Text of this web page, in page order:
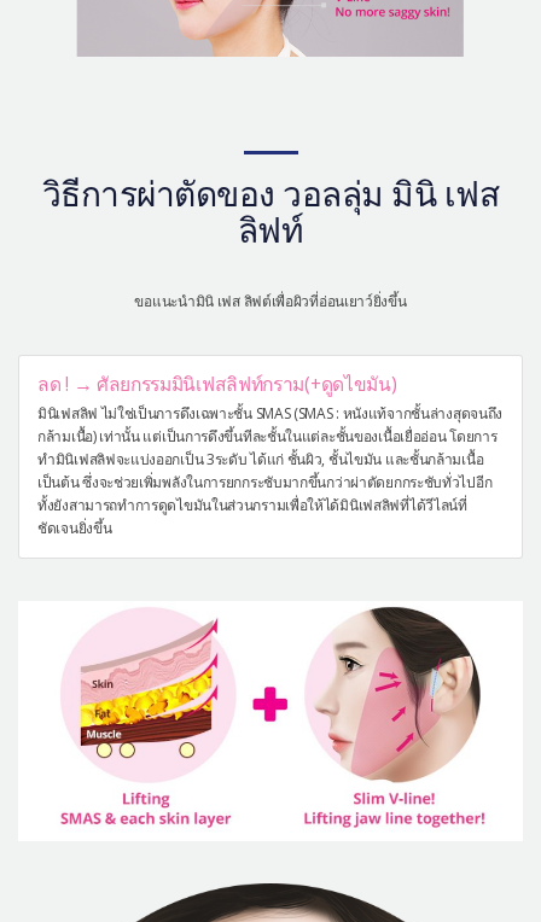
วิธีการผ่าตัดของ วอลลุ่ม มินิ เฟส
ลิฟท์
ขอแนะนำมินิ เฟส ลิฟต์เพื่อผิวที่อ่อนเยาว์ยิ่งขึ้น
ลด ! → ศัลยกรรมมินิเฟสลิฟท์กราม(+ดูดไขมัน)
มินิเฟสลิฟ ไม่ใช่เป็นการดึงเฉพาะชั้น SMAS (SMAS : หนังแท้จากชั้นล่างสุดจนถึง
กล้ามเนื้อ) เท่านั้น แต่เป็นการดึงขึ้นทีละชั้นในแต่ละชั้นของเนื้อเยื่ออ่อน โดยการ
ทำมินิเฟสลิฟจะแบ่งออกเป็น 3ระดับ ได้แก่ ชั้นผิว, ชั้นไขมัน และชั้นกล้ามเนื้อ
เป็นต้น ซึ่งจะช่วยเพิ่มพลังในการยกกระชับมากขึ้นกว่าผ่าตัดยกกระชับทั่วไปอีก
ทั้งยังสามารถทำการดูดไขมันในส่วนกรามเพื่อให้ได้มินิเฟสลิฟที่ได้วีไลน์ที่
ชัดเจนยิ่งขึ้น